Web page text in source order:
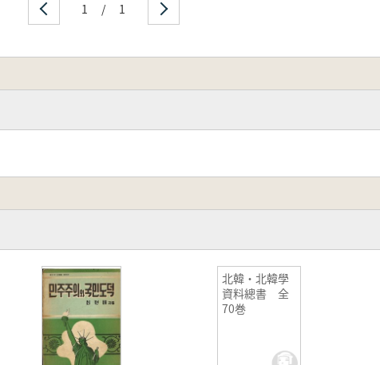
1 / 1
北韓・北韓學
資料總書 全
70巻